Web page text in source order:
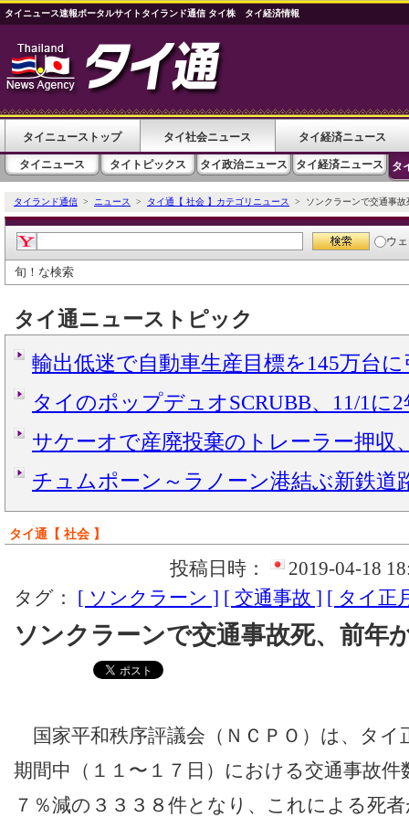
タイニュース速報ポータルサイトタイランド通信 タイ株 タイ経済情報
タイニューストップ タイ社会ニュース タイ経済ニュース
タイニュース タイトピックス タイ政治ニュース タイ経済ニュース タ
タイランド通信 > ニュース > タイ通【 社会 】カテゴリニュース > ソンクラーンで交通事故
ウ
旬！な検索
タイ通ニューストピック
輸出低迷で自動車生産目標を145万台
タイのポップデュオSCRUBB、11/1に
サケーオで産廃投棄のトレーラー押収
チュムポーン～ラノーン港結ぶ新鉄道
タイ通【 社会 】
投稿日時：
2019-04-18
タグ： [ ソンクラーン ] [ 交通事故 ] [ タイ正
ソンクラーンで交通事故死、前年
国家平和秩序評議会（ＮＣＰＯ）は、タイ
期間中（１１〜１７日）における交通事故件
７％減の３３３８件となり、これによる死